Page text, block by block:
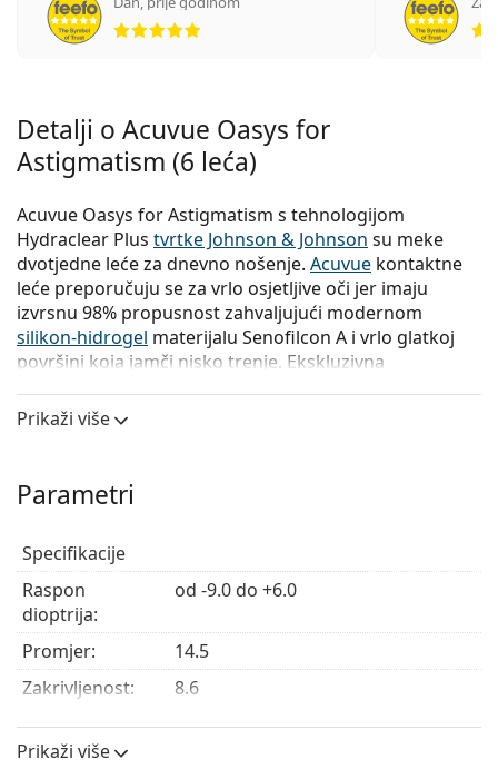
Detalji o Acuvue Oasys for
Astigmatism (6 leća)
Acuvue Oasys for Astigmatism s tehnologijom
Hydraclear Plus tvrtke Johnson & Johnson su meke
dvotjedne leće za dnevno nošenje. Acuvue kontaktne
leće preporučuju se za vrlo osjetljive oči jer imaju
izvrsnu 98% propusnost zahvaljujući modernom
silikon-hidrogel materijalu Senofilcon A i vrlo glatkoj
površini koja jamči nisko trenje. Ekskluzivna
hidratiziranima.
verzije se više ne mogu naručiti.
Prednosti Acuvue Oasys for
Astigmatism s Hydraclear Plus
Zdravije oči – iznimna propusnost
materijala osigurava 98% dostupnog kisika za
otvoreno oko.
filtrom 1. klase, što je najviša zaštita od štetnog UV
Prikaži više
Parametri
Specifikacije
Raspon
dioptrija:
od -9.0 do +6.0
Promjer:
14.5
Zakrivljenost:
8.6
Cilindar:
od -0.75 do -2.75
Os:
Prikaži više